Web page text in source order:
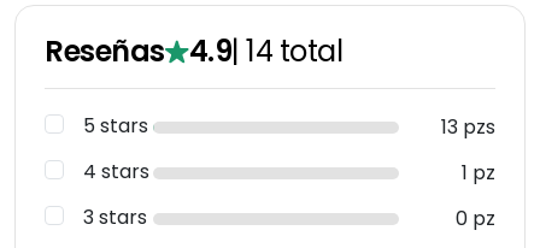
Reseñas 4.9|14 total
5 stars
13 pzs
4 stars
1 pz
3 stars
0 pz